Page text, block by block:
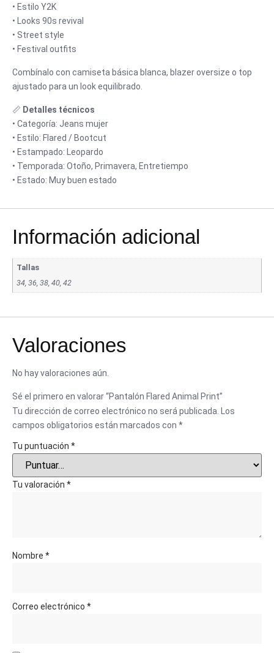
• Estilo Y2K
• Looks 90s revival
• Street style
• Festival outfits
Combínalo con camiseta básica blanca, blazer oversize o top
ajustado para un look equilibrado.
📏 Detalles técnicos
• Categoría: Jeans mujer
• Estilo: Flared / Bootcut
• Estampado: Leopardo
• Temporada: Otoño, Primavera, Entretiempo
• Estado: Muy buen estado
Información adicional
Tallas
34, 36, 38, 40, 42
Valoraciones
No hay valoraciones aún.
Sé el primero en valorar “Pantalón Flared Animal Print”
Tu dirección de correo electrónico no será publicada. Los
campos obligatorios están marcados con *
Tu puntuación *
Tu valoración *
Nombre *
Correo electrónico *